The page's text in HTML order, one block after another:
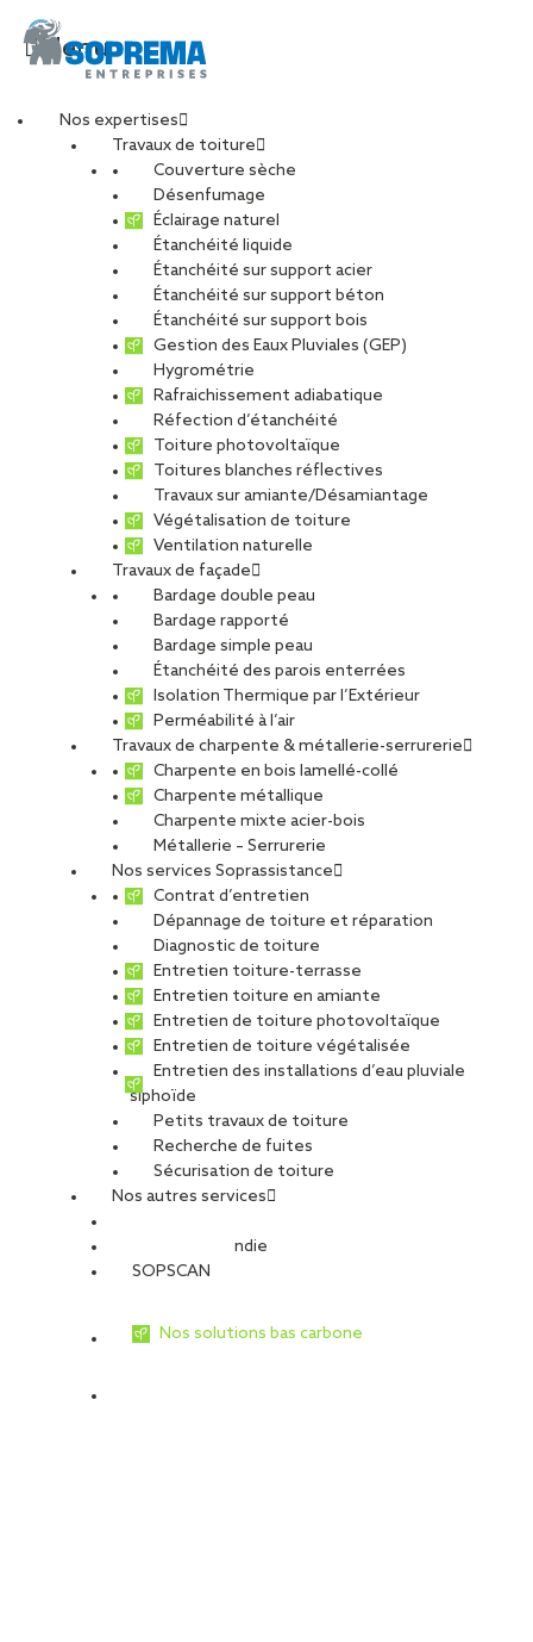
Menu
Nos expertises
Travaux de toiture
Couverture sèche
Désenfumage
Éclairage naturel
Étanchéité liquide
Étanchéité sur support acier
Étanchéité sur support béton
Étanchéité sur support bois
Gestion des Eaux Pluviales (GEP)
Hygrométrie
Rafraichissement adiabatique
Réfection d’étanchéité
Toiture photovoltaïque
Toitures blanches réflectives
Travaux sur amiante/Désamiantage
Végétalisation de toiture
Ventilation naturelle
Travaux de façade
Bardage double peau
Bardage rapporté
Bardage simple peau
Étanchéité des parois enterrées
Isolation Thermique par l’Extérieur
Perméabilité à l’air
Travaux de charpente & métallerie-serrurerie
Charpente en bois lamellé-collé
Charpente métallique
Charpente mixte acier-bois
Métallerie – Serrurerie
Nos services Soprassistance
Contrat d’entretien
Dépannage de toiture et réparation
Diagnostic de toiture
Entretien toiture-terrasse
Entretien toiture en amiante
Entretien de toiture photovoltaïque
Entretien de toiture végétalisée
Entretien des installations d’eau pluviale
siphoïde
Petits travaux de toiture
Recherche de fuites
Sécurisation de toiture
Nos autres services
Sécurité Incendie
SOPSCAN
Nos solutions bas carbone
IMG_2041-min
PARTAGER